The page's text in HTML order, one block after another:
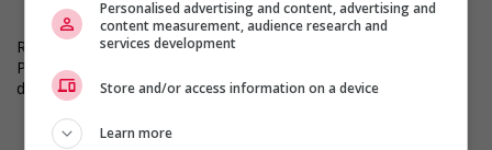
RECOMMANDEZ UNE PERSONNE EMBAUCHÉE POUR UN
POSTE PERMANENT ET OBTENEZ UNE PRIME ! Pour plus
d'informations, cliquez ici.
Personalised advertising and content, advertising and
content measurement, audience research and
services development
Store and/or access information on a device
Learn more